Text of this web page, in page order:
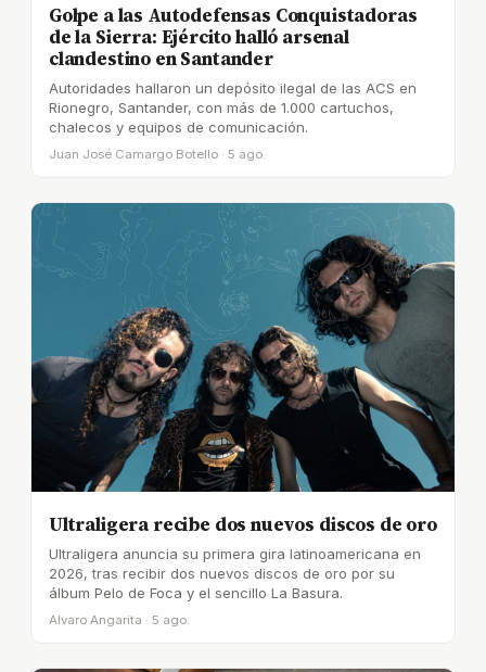
Golpe a las Autodefensas Conquistadoras
de la Sierra: Ejército halló arsenal
clandestino en Santander
Autoridades hallaron un depósito ilegal de las ACS en
Rionegro, Santander, con más de 1.000 cartuchos,
chalecos y equipos de comunicación.
Juan José Camargo Botello · 5 ago.
Ultraligera recibe dos nuevos discos de oro
Ultraligera anuncia su primera gira latinoamericana en
2026, tras recibir dos nuevos discos de oro por su
álbum Pelo de Foca y el sencillo La Basura.
Alvaro Angarita · 5 ago.